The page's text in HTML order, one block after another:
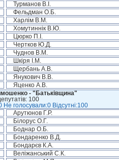
Турманов В.І.
Фельдман О.Б.
Харлім В.М.
Хомутиннік В.Ю.
Цюрко П.І.
Чертков Ю.Д.
Чуднов В.М.
Шкіря І.М.
Щербань А.В.
Янукович В.В.
Яценко А.В.
- "Батьківщина"
100
голосували:0 Відсутні:100
Арутюнов Г.Р.
Білорус О.Г.
Боднар О.Б.
Бондаренко В.Д.
Бондарєв К.А.
Веліжанський С.К.